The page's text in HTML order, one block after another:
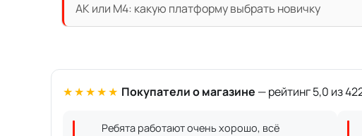
АК или M4: какую платформу выбрать новичку
★★★★★ Покупатели о магазине — рейтинг 5,0 из
Ребята работают очень хорошо, всё